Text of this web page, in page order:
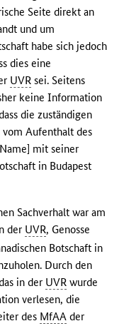
Seite direkt an
und um
habe sich jedoch
dies eine
UVR sei. Seitens
keine Information
die zuständigen
Aufenthalt des
mit seiner
in Budapest
Sachverhalt war am
der UVR, Genosse
Botschaft in
Durch den
in der UVR wurde
verlesen, die
des MfAA der